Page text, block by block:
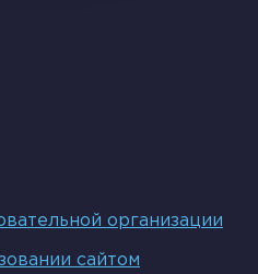
организации
сайтом